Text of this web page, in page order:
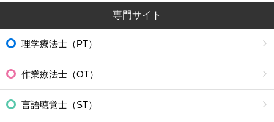
専門サイト
理学療法士（PT）
作業療法士（OT）
言語聴覚士（ST）